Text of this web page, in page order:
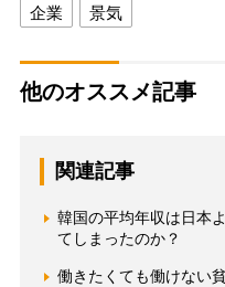
企業 景気
他のオススメ記事
関連記事
韓国の平均年収は日本
てしまったのか？
働きたくても働けない